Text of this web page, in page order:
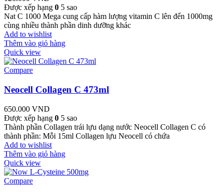
Được xếp hạng 0 5 sao
Nat C 1000 Mega cung cấp hàm lượng vitamin C lên đến 1000mg
cùng nhiều thành phần dinh dưỡng khác
Add to wishlist
Thêm vào giỏ hàng
Quick view
Compare
Neocell Collagen C 473ml
650.000 VND
Được xếp hạng 0 5 sao
Thành phần Collagen trái lựu dạng nước Neocell Collagen C có
thành phần: Mỗi 15ml Collagen lựu Neocell có chứa
Add to wishlist
Thêm vào giỏ hàng
Quick view
Compare